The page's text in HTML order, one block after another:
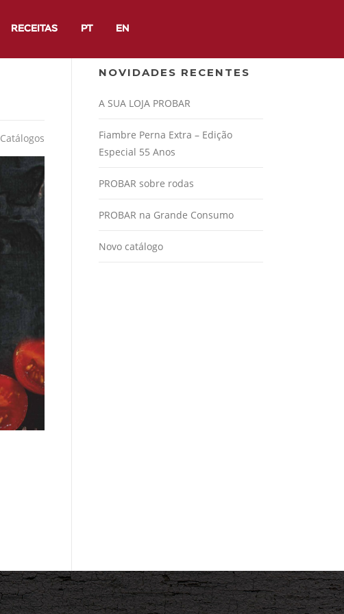
RECEITAS PT EN
Catálogos
NOVIDADES RECENTES
A SUA LOJA PROBAR
Fiambre Perna Extra – Edição
Especial 55 Anos
PROBAR sobre rodas
PROBAR na Grande Consumo
Novo catálogo